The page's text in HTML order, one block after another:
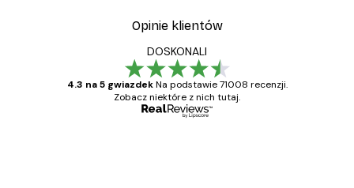
Opinie klientów
DOSKONALI
4.3 na 5 gwiazdek Na podstawie 71008 recenzji.
Zobacz niektóre z nich tutaj.